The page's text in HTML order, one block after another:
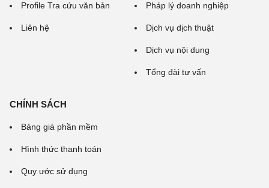
Profile Tra cứu văn bản
Liên hệ
Pháp lý doanh nghiệp
Dịch vụ dịch thuật
Dịch vụ nội dung
Tổng đài tư vấn
CHÍNH SÁCH
Bảng giá phần mềm
Hình thức thanh toán
Quy ước sử dụng